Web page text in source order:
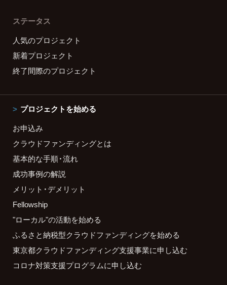
ステータス
人気のプロジェクト
新着プロジェクト
終了間際のプロジェクト
プロジェクトを始める
お申込み
クラウドファンディングとは
基本的な手順・流れ
成功事例の解説
メリット・デメリット
Fellowship
"ローカル"の活動を始める
ふるさと納税型クラウドファンディングを始める
東京都クラウドファンディング支援事業に申し込む
コロナ対策支援プログラムに申し込む